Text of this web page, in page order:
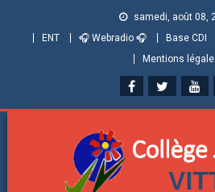
samedi, août 08,
ENT
🎧 Webradio 🎧 Base CDI
Mentions